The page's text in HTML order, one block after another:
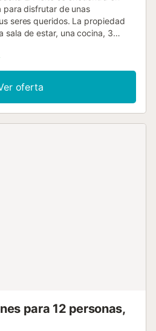
para disfrutar de unas
seres queridos. La propiedad
sala de estar, una cocina, 3
personas. Los servicios
de alta velocidad (apto para
de trabajo dedicado para
un ventilador, así como
de cuna y trona. Esta
oferta
para 12 personas,